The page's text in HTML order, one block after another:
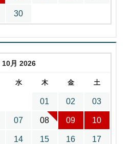
30
10月 2026
水 木 金 土
01 02 03
07 08 09 10
14 15 16 17